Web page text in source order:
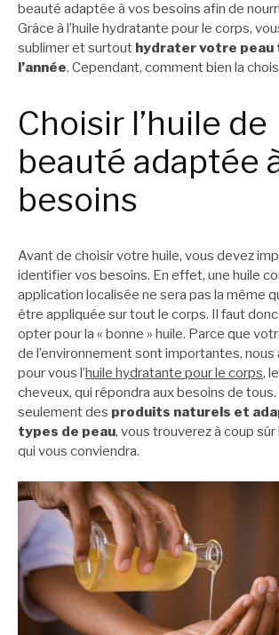
beauté adaptée à vos besoins afin de
Grâce à l’huile hydratante pour le corps,
sublimer et surtout hydrater votre peau
l’année. Cependant, comment bien la
Choisir l’huile de
beauté adaptée
besoins
Avant de choisir votre huile, vous devez
identifier vos besoins. En effet, une huile
application localisée ne sera pas la même
être appliquée sur tout le corps. Il faut
opter pour la « bonne » huile. Parce que
de l’environnement sont importantes, nous
pour vous l’huile hydratante pour le corps,
cheveux, qui répondra aux besoins de
seulement des produits naturels et
types de peau, vous trouverez à coup sûr
qui vous conviendra.